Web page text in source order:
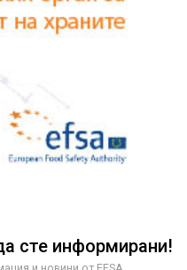
сте информирани!